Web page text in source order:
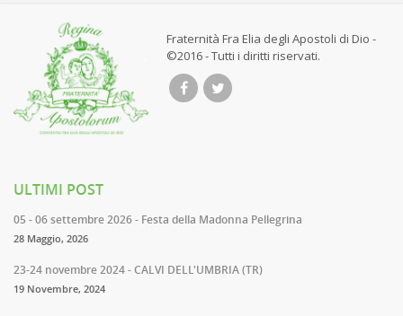
Fraternità Fra Elia degli Apostoli di Dio -
©2016 - Tutti i diritti riservati.
ULTIMI POST
05 - 06 settembre 2026 - Festa della Madonna Pellegrina
28 Maggio, 2026
23-24 novembre 2024 - CALVI DELL'UMBRIA (TR)
19 Novembre, 2024